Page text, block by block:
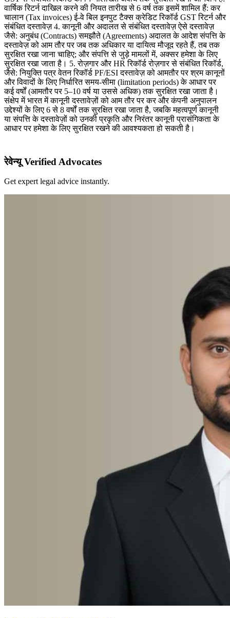
वार्षिक रिटर्न दाखिल करने की नियत तारीख से 6 वर्ष तक इसमें शामिल हैं: कर
चालान (Tax invoices) ई-वे बिल इनपुट टैक्स क्रेडिट रिकॉर्ड GST रिटर्न और
संबंधित दस्तावेज़ 4. कानूनी और अदालत से संबंधित दस्तावेज़ ऐसे दस्तावेज़
जैसे: अनुबंध (Contracts) समझौते (Agreements) अदालत के आदेश संपत्ति के
दस्तावेज़ को आम तौर पर जब तक अधिकार या दायित्व मौजूद रहते हैं, तब तक
सुरक्षित रखा जाना चाहिए; और संपत्ति से जुड़े मामलों में, अक्सर हमेशा के लिए
सुरक्षित रखा जाता है। 5. रोज़गार और HR रिकॉर्ड रोज़गार से संबंधित रिकॉर्ड,
जैसे: नियुक्ति पत्र वेतन रिकॉर्ड PF/ESI दस्तावेज़ को आमतौर पर श्रम कानूनों
और विवादों के लिए निर्धारित समय-सीमा (limitation periods) के आधार पर
कई वर्षों (आमतौर पर 5–10 वर्ष या उससे अधिक) तक सुरक्षित रखा जाता है।
संक्षेप में भारत में कानूनी दस्तावेज़ों को आम तौर पर कर और कंपनी अनुपालन
उद्देश्यों के लिए 6 से 8 वर्षों तक सुरक्षित रखा जाता है, जबकि महत्वपूर्ण कानूनी
या संपत्ति के दस्तावेज़ों को उनकी प्रकृति और निरंतर कानूनी प्रासंगिकता के
आधार पर हमेशा के लिए सुरक्षित रखने की आवश्यकता हो सकती है।
रेवेन्यू Verified Advocates
Get expert legal advice instantly.